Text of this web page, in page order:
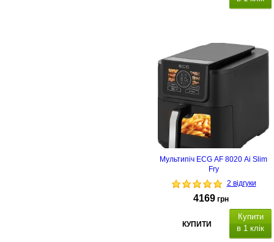
Мультипіч ECG AF 8020 Ai Slim
Fry
2 відгуки
4169 грн
КУПИТИ
Купити
в 1 клік